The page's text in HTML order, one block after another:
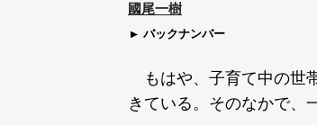
國尾一樹
バックナンバー
もはや、子育て中の世
きている。そのなかで、